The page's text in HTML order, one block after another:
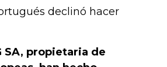
declinó hacer
SA, propietaria de